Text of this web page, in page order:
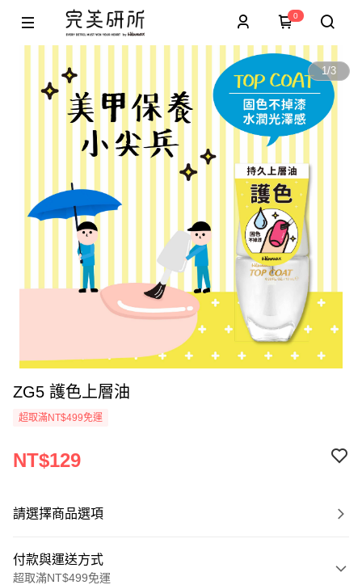
0
1/3
ZG5 護色上層油
超取滿NT$499免運
NT$129
請選擇商品選項
付款與運送方式
超取滿NT$499免運